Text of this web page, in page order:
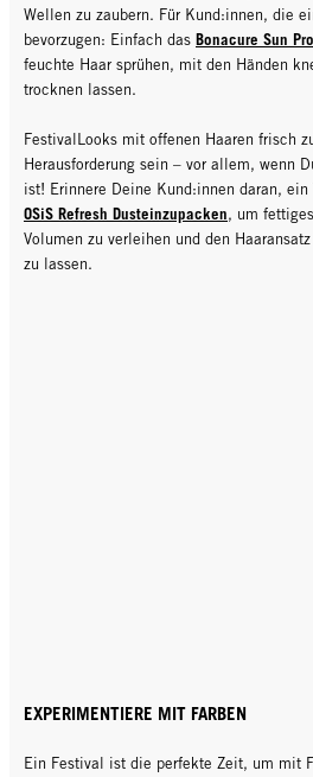
Wellen zu zaubern. Für Kund:innen, die
bevorzugen: Einfach das Bonacure Sun
feuchte Haar sprühen, mit den Händen
trocknen lassen.
FestivalLooks mit offenen Haaren frisch
Herausforderung sein – vor allem, wenn
ist! Erinnere Deine Kund:innen daran, ein
OSiS Refresh Dusteinzupacken, um
Volumen zu verleihen und den
zu lassen.
EXPERIMENTIERE MIT FARBEN
Ein Festival ist die perfekte Zeit, um mit